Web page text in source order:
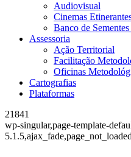
Audiovisual
Cinemas
Banco de
Assessoria
Ação Territorial
Facilitação
Oficinas
Cartografias
Plataformas
21841
wp-singular,page-template-